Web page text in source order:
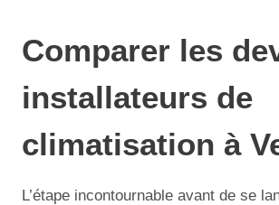
Comparer les
installateurs de
climatisation à
L’étape incontournable avant de se